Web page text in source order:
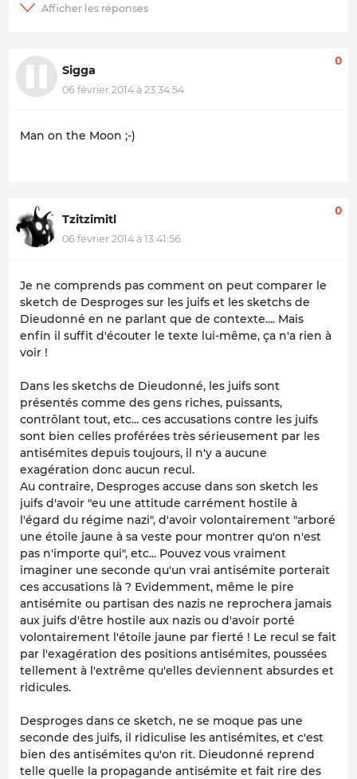
Sigga
06 février 2014 à 23:34:54
0
Man on the Moon ;-)
Tzitzimitl
06 février 2014 à 13:41:56
0
Je ne comprends pas comment on peut comparer le
sketch de Desproges sur les juifs et les sketchs de
Dieudonné en ne parlant que de contexte.... Mais
enfin il suffit d'écouter le texte lui-même, ça n'a rien à
voir !
Dans les sketchs de Dieudonné, les juifs sont
présentés comme des gens riches, puissants,
contrôlant tout, etc... ces accusations contre les juifs
sont bien celles proférées très sérieusement par les
antisémites depuis toujours, il n'y a aucune
exagération donc aucun recul.
Au contraire, Desproges accuse dans son sketch les
juifs d'avoir "eu une attitude carrément hostile à
l'égard du régime nazi", d'avoir volontairement "arboré
une étoile jaune à sa veste pour montrer qu'on n'est
pas n'importe qui", etc... Pouvez vous vraiment
imaginer une seconde qu'un vrai antisémite porterait
ces accusations là ? Evidemment, même le pire
antisémite ou partisan des nazis ne reprochera jamais
aux juifs d'être hostile aux nazis ou d'avoir porté
volontairement l'étoile jaune par fierté ! Le recul se fait
par l'exagération des positions antisémites, poussées
tellement à l'extrême qu'elles deviennent absurdes et
ridicules.
Desproges dans ce sketch, ne se moque pas une
seconde des juifs, il ridiculise les antisémites, et c'est
bien des antisémites qu'on rit. Dieudonné reprend
telle quelle la propagande antisémite et fait rire des